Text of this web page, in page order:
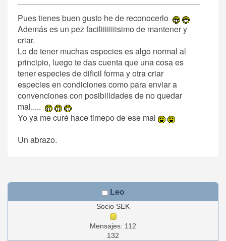
Pues tienes buen gusto he de reconocerlo
Además es un pez faciliiiiiiiisimo de mantener y
criar.
Lo de tener muchas especies es algo normal al
principio, luego te das cuenta que una cosa es
tener especies de dificil forma y otra criar
especies en condiciones como para enviar a
convenciones con posibilidades de no quedar
mal.....
Yo ya me curé hace timepo de ese mal
Un abrazo.
Leo
Socio SEK
Mensajes: 112
132